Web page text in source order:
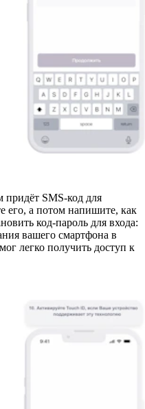
придёт SMS-код для
его, а потом напишите, как
код-пароль для входа:
вашего смартфона в
легко получить доступ к